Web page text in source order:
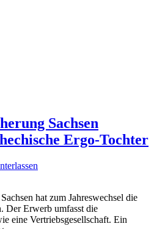
Sachsen
Ergo-Tochter
hat zum Jahreswechsel die
Der Erwerb umfasst die
eine Vertriebsgesellschaft. Ein